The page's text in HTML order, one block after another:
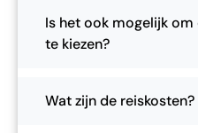
Is het ook mogelijk
te kiezen?
Wat zijn de reiskosten?